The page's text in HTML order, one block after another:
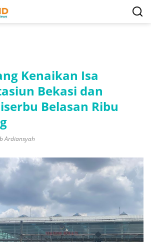
Kenaikan Isa
Bekasi dan
Belasan Ribu
Ardiansyah